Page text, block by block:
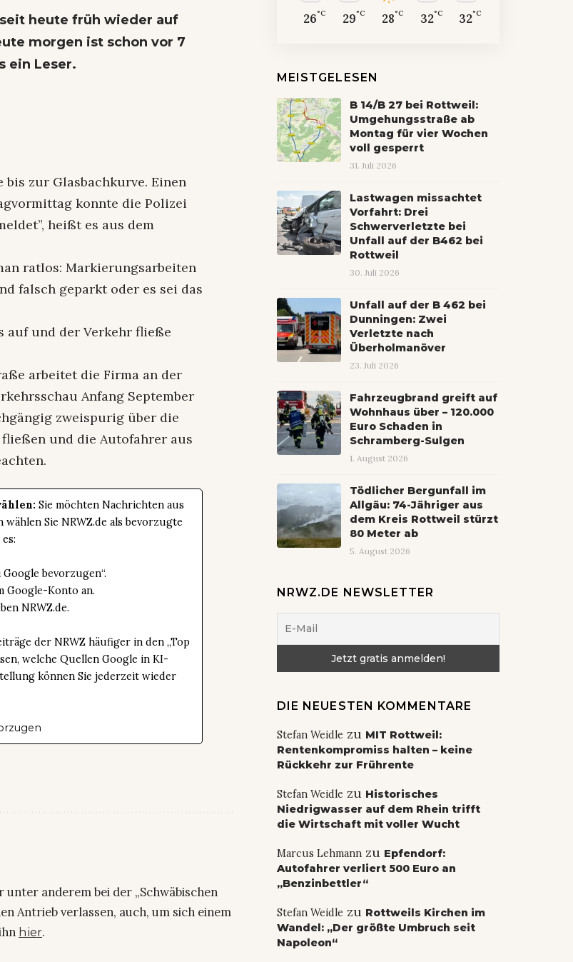
heute früh wieder auf
morgen ist schon vor 7
ein Leser.
bis zur Glasbachkurve. Einen
konnte die Polizei
heißt es aus dem
ratlos: Markierungsarbeiten
falsch geparkt oder es sei das
auf und der Verkehr fließe
arbeitet die Firma an der
Anfang September
zweispurig über die
und die Autofahrer aus
Sie möchten Nachrichten aus
Sie NRWZ.de als bevorzugte
bevorzugen“.
Google-Konto an.
NRWZ.de.
der NRWZ häufiger in den „Top
welche Quellen Google in KI-
können Sie jederzeit wieder
anderem bei der „Schwäbischen
Antrieb verlassen, auch, um sich einem
hier.
26°C 29°C 28°C 32°C 32°C
MEISTGELESEN
B 14/B 27 bei Rottweil:
Umgehungsstraße ab
Montag für vier Wochen
voll gesperrt
31. Juli 2026
Lastwagen missachtet
Vorfahrt: Drei
Schwerverletzte bei
Unfall auf der B462 bei
Rottweil
30. Juli 2026
Unfall auf der B 462 bei
Dunningen: Zwei
Verletzte nach
Überholmanöver
23. Juli 2026
Fahrzeugbrand greift auf
Wohnhaus über – 120.000
Euro Schaden in
Schramberg-Sulgen
1. August 2026
Tödlicher Bergunfall im
Allgäu: 74-Jähriger aus
dem Kreis Rottweil stürzt
80 Meter ab
5. August 2026
NRWZ.DE NEWSLETTER
DIE NEUESTEN KOMMENTARE
Stefan Weidle zu MIT Rottweil:
Rentenkompromiss halten – keine
Rückkehr zur Frührente
Stefan Weidle zu Historisches
Niedrigwasser auf dem Rhein trifft
die Wirtschaft mit voller Wucht
Marcus Lehmannzu Epfendorf:
Autofahrer verliert 500 Euro an
„Benzinbettler“
Stefan Weidle zu Rottweils Kirchen im
Wandel: „Der größte Umbruch seit
Napoleon“